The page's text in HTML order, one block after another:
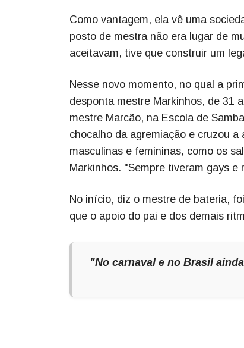
Como vantagem, ela vê uma
posto de mestra não era lugar de
aceitavam, tive que construir um
Nesse novo momento, no qual a
desponta mestre Markinhos, de 31
mestre Marcão, na Escola de
chocalho da agremiação e cruzou
masculinas e femininas, como os
Markinhos. "Sempre tiveram gays
No início, diz o mestre de bateria,
que o apoio do pai e dos demais
"No carnaval e no Brasil